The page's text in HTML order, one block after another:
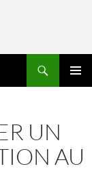
UN
AU